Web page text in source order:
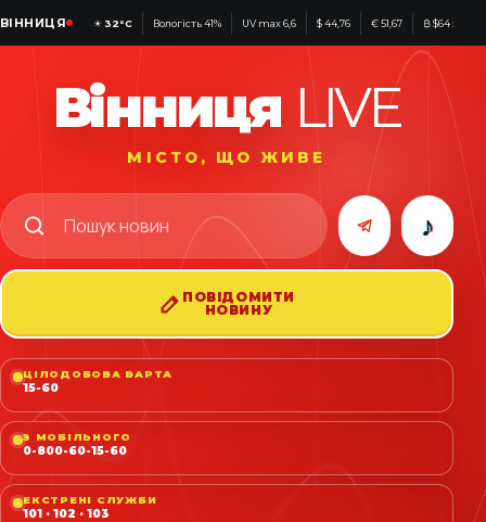
ВІННИЦЯ ☀ 32°C Вологість 41% UV max 6,6 $ 44,76 € 51,67 ₿ $64 583
Вінниця LIVE
МІСТО, ЩО ЖИВЕ
♪
ПОВІДОМИТИ
НОВИНУ
ЦІЛОДОБОВА ВАРТА
15-60
З МОБІЛЬНОГО
0-800-60-15-60
ЕКСТРЕНІ СЛУЖБИ
101 · 102 · 103